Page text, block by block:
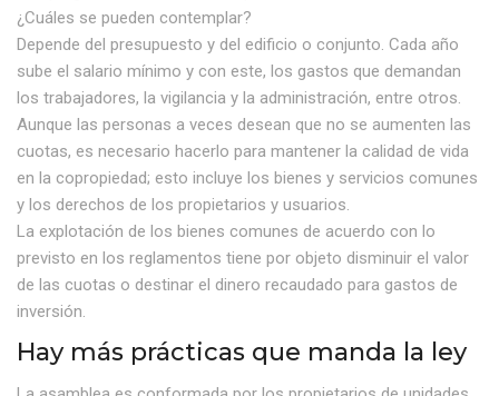
¿Cuáles se pueden contemplar?
Depende del presupuesto y del edificio o conjunto. Cada año
sube el salario mínimo y con este, los gastos que demandan
los trabajadores, la vigilancia y la administración, entre otros.
Aunque las personas a veces desean que no se aumenten las
cuotas, es necesario hacerlo para mantener la calidad de vida
en la copropiedad; esto incluye los bienes y servicios comunes
y los derechos de los propietarios y usuarios.
La explotación de los bienes comunes de acuerdo con lo
previsto en los reglamentos tiene por objeto disminuir el valor
de las cuotas o destinar el dinero recaudado para gastos de
inversión.
Hay más prácticas que manda la ley